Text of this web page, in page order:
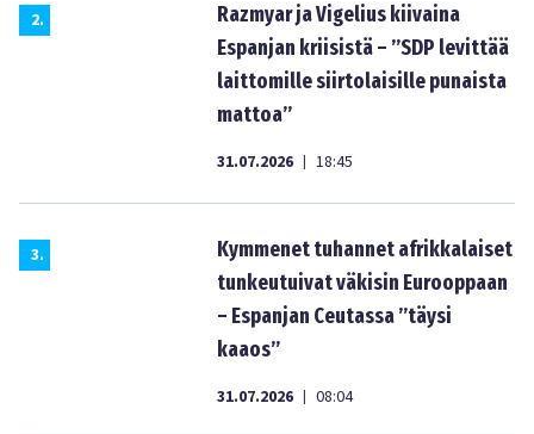
2.
Razmyar ja Vigelius kiivaina
Espanjan kriisistä – ”SDP levittää
laittomille siirtolaisille punaista
mattoa”
31.07.2026 | 18:45
3.
Kymmenet tuhannet afrikkalaiset
tunkeutuivat väkisin Eurooppaan
– Espanjan Ceutassa ”täysi
kaaos”
31.07.2026 | 08:04